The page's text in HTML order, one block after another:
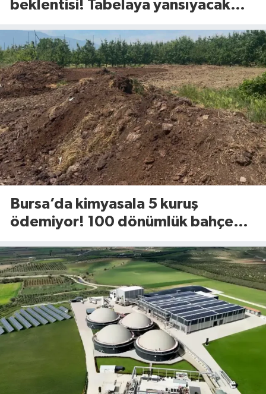
beklentisi! Tabelaya yansıyacak
Bursa’da kimyasala 5 kuruş
ödemiyor! 100 dönümlük bahçede